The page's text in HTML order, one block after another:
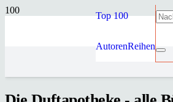
Top 100
AutorenReihen